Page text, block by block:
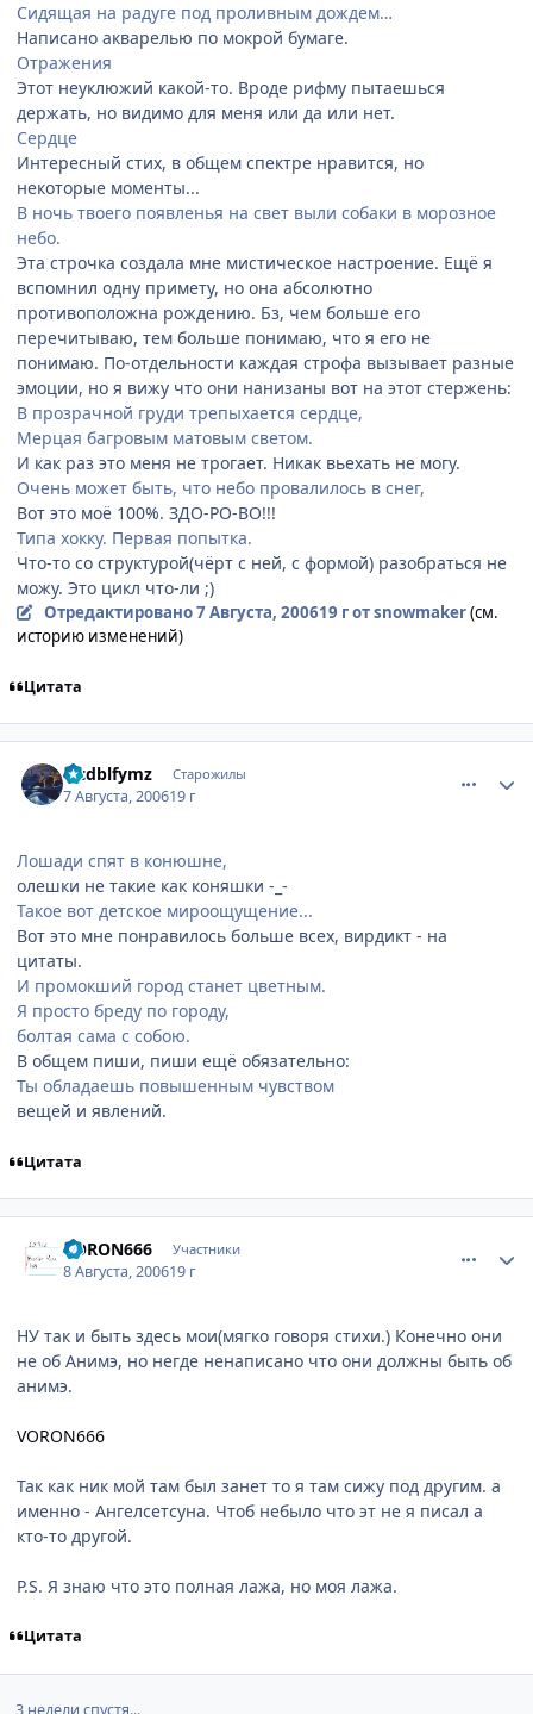
Сидящая на радуге под проливным дождем…
Написано акварелью по мокрой бумаге.
Отражения
Этот неуклюжий какой-то. Вроде рифму пытаешься
держать, но видимо для меня или да или нет.
Сердце
Интересный стих, в общем спектре нравится, но
некоторые моменты...
В ночь твоего появленья на свет выли собаки в морозное
небо.
Эта строчка создала мне мистическое настроение. Ещё я
вспомнил одну примету, но она абсолютно
противоположна рождению. Бз, чем больше его
перечитываю, тем больше понимаю, что я его не
понимаю. По-отдельности каждая строфа вызывает разные
эмоции, но я вижу что они нанизаны вот на этот стержень:
В прозрачной груди трепыхается сердце,
Мерцая багровым матовым светом.
И как раз это меня не трогает. Никак вьехать не могу.
Очень может быть, что небо провалилось в снег,
Вот это моё 100%. ЗДО-РО-ВО!!!
Типа хокку. Первая попытка.
Что-то со структурой(чёрт с ней, с формой) разобраться не
можу. Это цикл что-ли ;)
Отредактировано7 Августа, 200619 гот snowmaker(см.
историю изменений)
Цитата
Ljcdblfymz Старожилы
7 Августа, 200619 г
Лошади спят в конюшне,
олешки не такие как коняшки -_-
Такое вот детское мироощущение...
Вот это мне понравилось больше всех, вирдикт - на
цитаты.
И промокший город станет цветным.
Я просто бреду по городу,
болтая сама с собою.
В общем пиши, пиши ещё обязательно:
Ты обладаешь повышенным чувством
вещей и явлений.
Цитата
VORON666 Участники
8 Августа, 200619 г
НУ так и быть здесь мои(мягко говоря стихи.) Конечно они
не об Анимэ, но негде ненаписано что они должны быть об
анимэ.
VORON666
Так как ник мой там был занет то я там сижу под другим. а
именно - Ангелсетсуна. Чтоб небыло что эт не я писал а
кто-то другой.
P.S. Я знаю что это полная лажа, но моя лажа.
Цитата
3 недели спустя...